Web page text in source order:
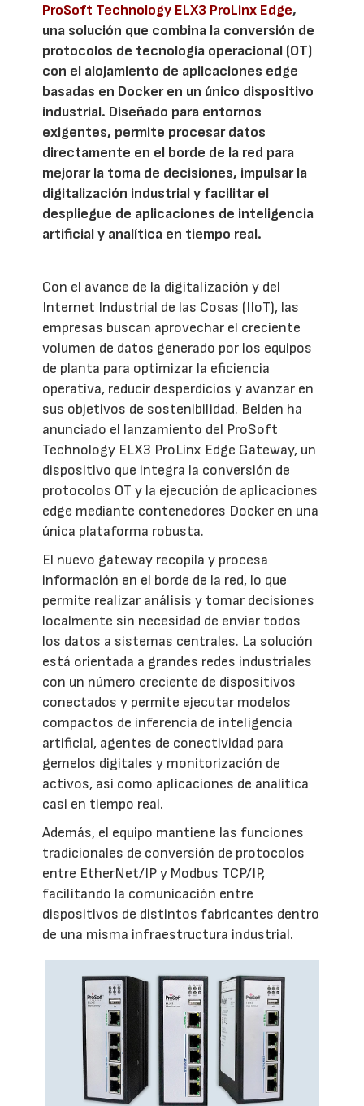
ProSoft Technology ELX3 ProLinx Edge,
una solución que combina la conversión de
protocolos de tecnología operacional (OT)
con el alojamiento de aplicaciones edge
basadas en Docker en un único dispositivo
industrial. Diseñado para entornos
exigentes, permite procesar datos
directamente en el borde de la red para
mejorar la toma de decisiones, impulsar la
digitalización industrial y facilitar el
despliegue de aplicaciones de inteligencia
artificial y analítica en tiempo real.
Con el avance de la digitalización y del
Internet Industrial de las Cosas (IIoT), las
empresas buscan aprovechar el creciente
volumen de datos generado por los equipos
de planta para optimizar la eficiencia
operativa, reducir desperdicios y avanzar en
sus objetivos de sostenibilidad. Belden ha
anunciado el lanzamiento del ProSoft
Technology ELX3 ProLinx Edge Gateway, un
dispositivo que integra la conversión de
protocolos OT y la ejecución de aplicaciones
edge mediante contenedores Docker en una
única plataforma robusta.
El nuevo gateway recopila y procesa
información en el borde de la red, lo que
permite realizar análisis y tomar decisiones
localmente sin necesidad de enviar todos
los datos a sistemas centrales. La solución
está orientada a grandes redes industriales
con un número creciente de dispositivos
conectados y permite ejecutar modelos
compactos de inferencia de inteligencia
artificial, agentes de conectividad para
gemelos digitales y monitorización de
activos, así como aplicaciones de analítica
casi en tiempo real.
Además, el equipo mantiene las funciones
tradicionales de conversión de protocolos
entre EtherNet/IP y Modbus TCP/IP,
facilitando la comunicación entre
dispositivos de distintos fabricantes dentro
de una misma infraestructura industrial.